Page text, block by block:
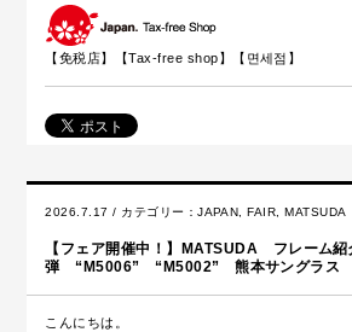
【免税店】【Tax-free shop】【면세점】
2026.7.17 / カテゴリー：JAPAN ,FAIR ,MATSUDA
【フェア開催中！】MATSUDA フレーム
弾 “M5006” “M5002” 熊本サングラス
こんにちは。